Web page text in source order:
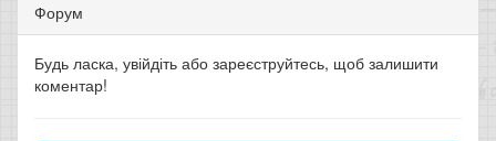
Форум
Будь ласка, увійдіть або зареєструйтесь, щоб залишити
коментар!